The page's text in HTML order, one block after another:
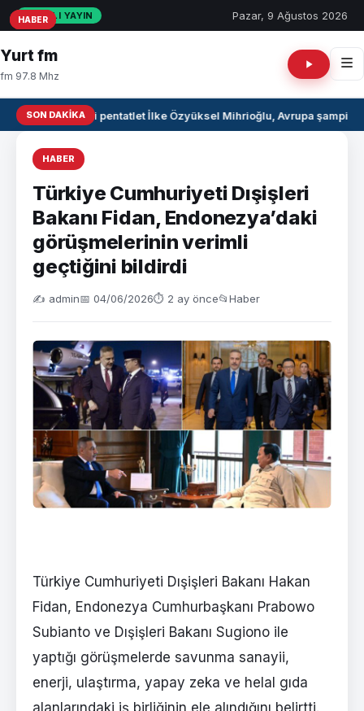
CANLI YAYIN Pazar, 9 Ağustos 2026
Yurt fm
fm 97.8 Mhz
SON DAKIKAMilli pentatlet İlke Özyüksel Mihrioğlu, Avrupa
HABER
Türkiye Cumhuriyeti Dışişleri
Bakanı Fidan, Endonezya’daki
görüşmelerinin verimli
geçtiğini bildirdi
✍️ admin📅 04/06/2026⏱ 2 ay önce📂Haber
Türkiye Cumhuriyeti Dışişleri Bakanı Hakan
Fidan, Endonezya Cumhurbaşkanı Prabowo
Subianto ve Dışişleri Bakanı Sugiono ile
yaptığı görüşmelerde savunma sanayii,
enerji, ulaştırma, yapay zeka ve helal gıda
alanlarındaki iş birliğinin ele alındığını belirtti.
HABER
HABER
HABER